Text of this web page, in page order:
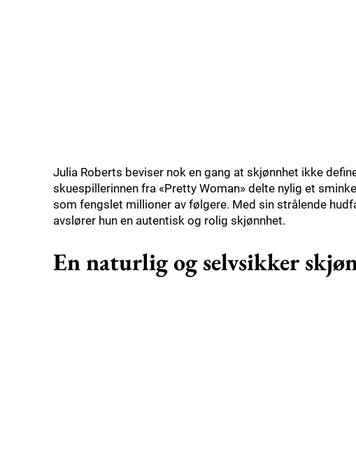
Julia Roberts beviser nok en gang at skjønnhet ikke
skuespillerinnen fra «Pretty Woman» delte nylig et
som fengslet millioner av følgere. Med sin strålende
avslører hun en autentisk og rolig skjønnhet.
En naturlig og selvsikker